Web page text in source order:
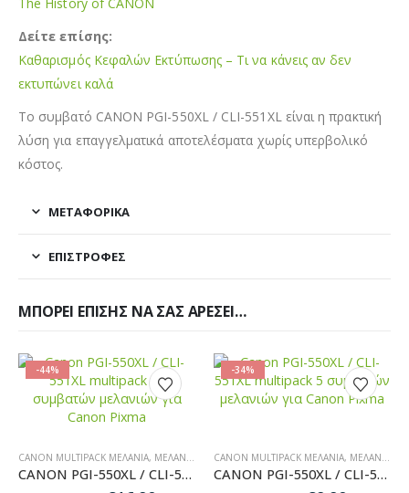
Δείτε επίσης:
Καθαρισμός Κεφαλών Εκτύπωσης – Τι να κάνεις αν δεν
εκτυπώνει καλά
Το συμβατό CANON PGI-550XL / CLI-551XL είναι η πρακτική
λύση για επαγγελματικά αποτελέσματα χωρίς υπερβολικό
κόστος.
ΜΕΤΑΦΟΡΙΚΆ
ΕΠΙΣΤΡΟΦΈΣ
ΜΠΟΡΕΊ ΕΠΊΣΗΣ ΝΑ ΣΑΣ ΑΡΈΣΕΙ…
-44%
CANON MULTIPACK ΜΕΛΆΝΙΑ, ΜΕΛΆΝΙΑ ΕΚΤΥΠΩΤΏΝ ,MULTIPACK ΜΕΛΆΝΙΑ ,CANON
CANON PGI-550XL / CLI-551XL – Multipack 10 Συμβατών Μελανιών για Εκτυπωτές Canon Pixma
-34%
CANON MULTIPACK ΜΕΛΆΝΙΑ, ΜΕΛΆΝΙΑ ΕΚΤΥΠΩΤΏΝ
CANON PGI-550XL / CLI-551XL – Multipack 5 Συμβατών Μελανιών για Εκτυπωτές Canon Pixma